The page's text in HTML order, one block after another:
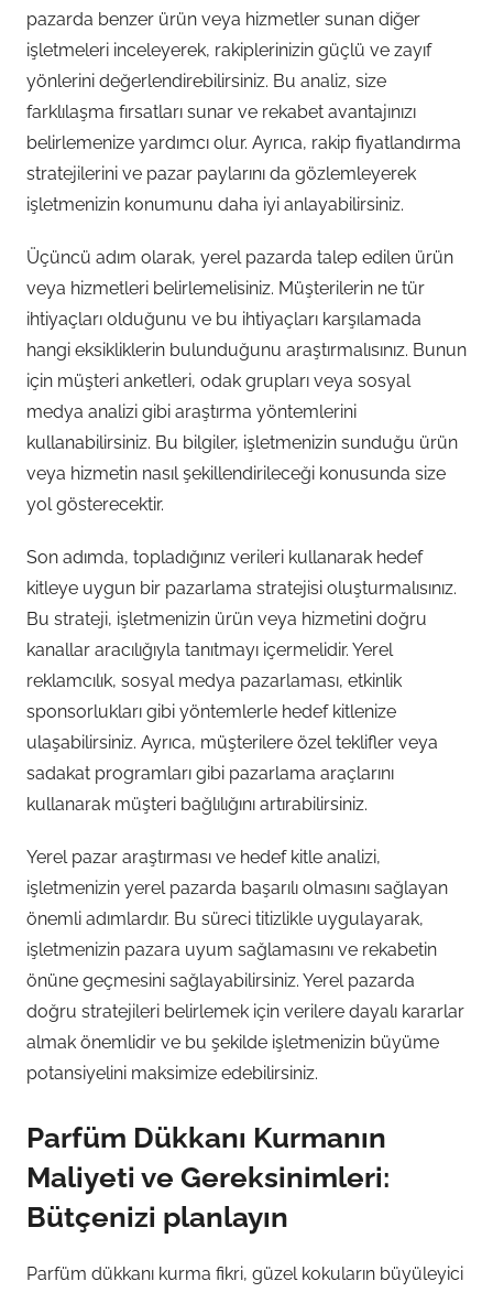
pazarda benzer ürün veya hizmetler sunan diğer
işletmeleri inceleyerek, rakiplerinizin güçlü ve zayıf
yönlerini değerlendirebilirsiniz. Bu analiz, size
farklılaşma fırsatları sunar ve rekabet avantajınızı
belirlemenize yardımcı olur. Ayrıca, rakip fiyatlandırma
stratejilerini ve pazar paylarını da gözlemleyerek
işletmenizin konumunu daha iyi anlayabilirsiniz.
Üçüncü adım olarak, yerel pazarda talep edilen ürün
veya hizmetleri belirlemelisiniz. Müşterilerin ne tür
ihtiyaçları olduğunu ve bu ihtiyaçları karşılamada
hangi eksikliklerin bulunduğunu araştırmalısınız. Bunun
için müşteri anketleri, odak grupları veya sosyal
medya analizi gibi araştırma yöntemlerini
kullanabilirsiniz. Bu bilgiler, işletmenizin sunduğu ürün
veya hizmetin nasıl şekillendirileceği konusunda size
yol gösterecektir.
Son adımda, topladığınız verileri kullanarak hedef
kitleye uygun bir pazarlama stratejisi oluşturmalısınız.
Bu strateji, işletmenizin ürün veya hizmetini doğru
kanallar aracılığıyla tanıtmayı içermelidir. Yerel
reklamcılık, sosyal medya pazarlaması, etkinlik
sponsorlukları gibi yöntemlerle hedef kitlenize
ulaşabilirsiniz. Ayrıca, müşterilere özel teklifler veya
sadakat programları gibi pazarlama araçlarını
kullanarak müşteri bağlılığını artırabilirsiniz.
Yerel pazar araştırması ve hedef kitle analizi,
işletmenizin yerel pazarda başarılı olmasını sağlayan
önemli adımlardır. Bu süreci titizlikle uygulayarak,
işletmenizin pazara uyum sağlamasını ve rekabetin
önüne geçmesini sağlayabilirsiniz. Yerel pazarda
doğru stratejileri belirlemek için verilere dayalı kararlar
almak önemlidir ve bu şekilde işletmenizin büyüme
potansiyelini maksimize edebilirsiniz.
Parfüm Dükkanı Kurmanın
Maliyeti ve Gereksinimleri:
Bütçenizi planlayın
Parfüm dükkanı kurma fikri, güzel kokuların büyüleyici